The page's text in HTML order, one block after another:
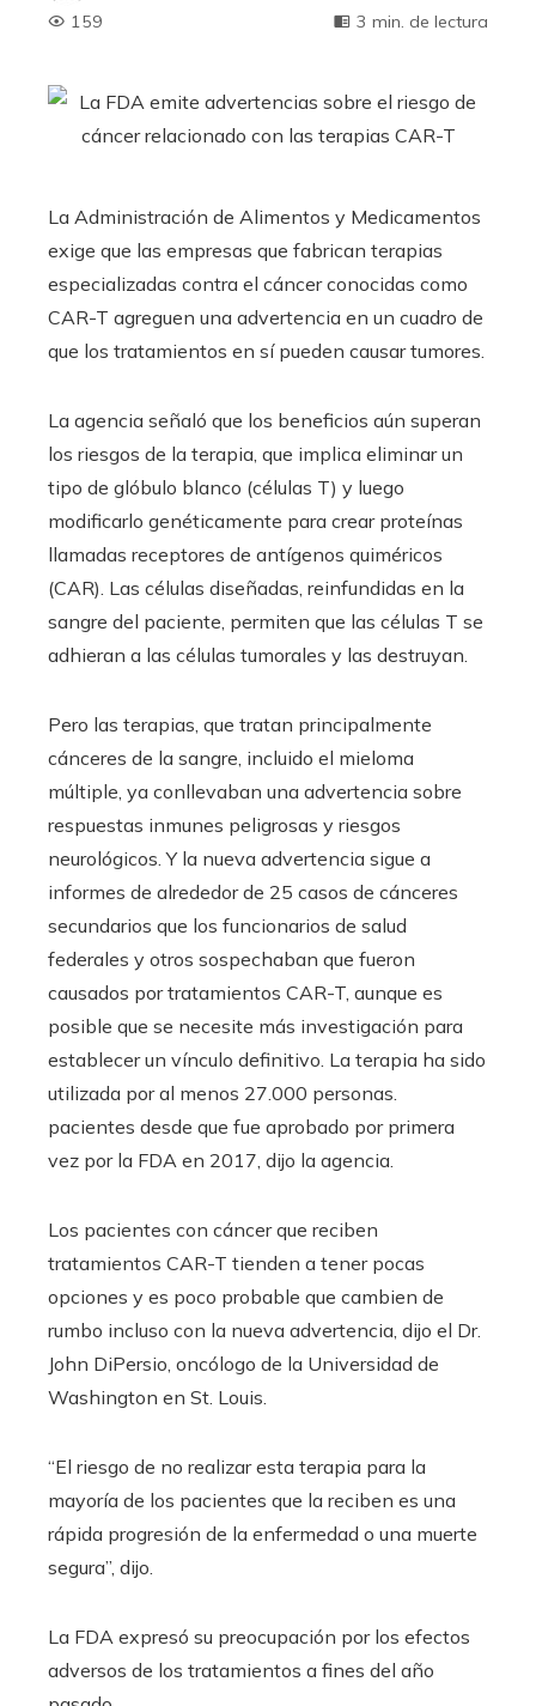
159
3 min. de lectura
La Administración de Alimentos y Medicamentos
exige que las empresas que fabrican terapias
especializadas contra el cáncer conocidas como
CAR-T agreguen una advertencia en un cuadro de
que los tratamientos en sí pueden causar tumores.
La agencia señaló que los beneficios aún superan
los riesgos de la terapia, que implica eliminar un
tipo de glóbulo blanco (células T) y luego
modificarlo genéticamente para crear proteínas
llamadas receptores de antígenos quiméricos
(CAR). Las células diseñadas, reinfundidas en la
sangre del paciente, permiten que las células T se
adhieran a las células tumorales y las destruyan.
Pero las terapias, que tratan principalmente
cánceres de la sangre, incluido el mieloma
múltiple, ya conllevaban una advertencia sobre
respuestas inmunes peligrosas y riesgos
neurológicos. Y la nueva advertencia sigue a
informes de alrededor de 25 casos de cánceres
secundarios que los funcionarios de salud
federales y otros sospechaban que fueron
causados ​​por tratamientos CAR-T, aunque es
posible que se necesite más investigación para
establecer un vínculo definitivo. La terapia ha sido
utilizada por al menos 27.000 personas.
pacientes desde que fue aprobado por primera
vez por la FDA en 2017, dijo la agencia.
Los pacientes con cáncer que reciben
tratamientos CAR-T tienden a tener pocas
opciones y es poco probable que cambien de
rumbo incluso con la nueva advertencia, dijo el Dr.
John DiPersio, oncólogo de la Universidad de
Washington en St. Louis.
“El riesgo de no realizar esta terapia para la
mayoría de los pacientes que la reciben es una
rápida progresión de la enfermedad o una muerte
segura”, dijo.
La FDA expresó su preocupación por los efectos
adversos de los tratamientos a fines del año